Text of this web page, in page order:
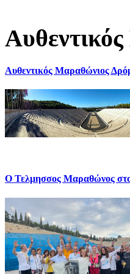
Αυθεντικός Μαραθώνιος
Ο Τελμησσος Μαραθώνος